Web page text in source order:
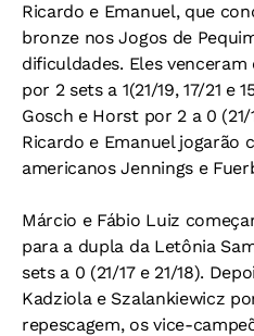
Ricardo e Emanuel, que
bronze nos Jogos de
dificuldades. Eles
por 2 sets a 1(21/19, 17/21 e
Gosch e Horst por 2 a 0
Ricardo e Emanuel jogarão
americanos Jennings e
Márcio e Fábio Luiz
para a dupla da Letônia
sets a 0 (21/17 e 21/18).
Kadziola e Szalankiewicz
repescagem, os vice-